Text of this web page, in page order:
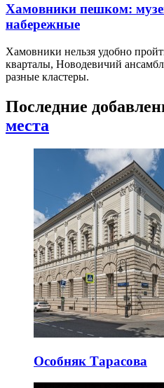
Хамовники пешком:
набережные
Хамовники нельзя удобно
кварталы, Новодевичий
разные кластеры.
Последние
места
Особняк Тарасова